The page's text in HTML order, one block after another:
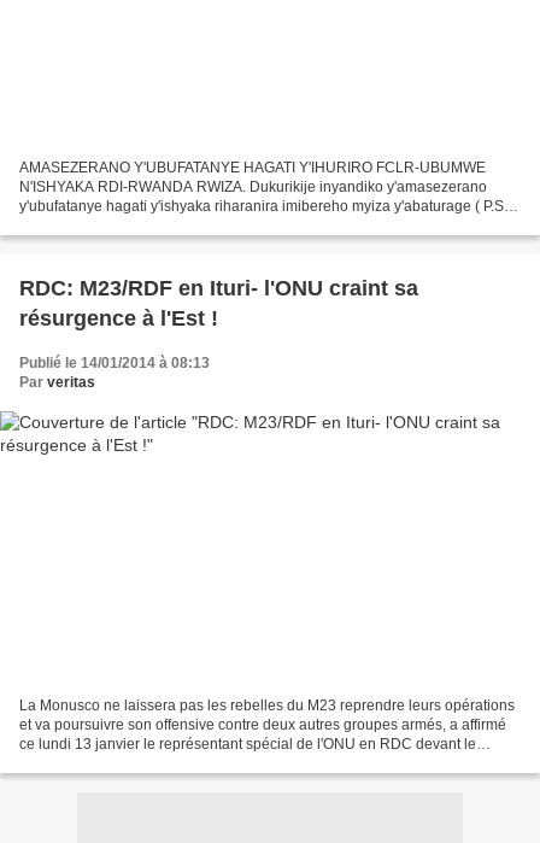
AMASEZERANO Y'UBUFATANYE HAGATI Y'IHURIRO FCLR-UBUMWE
N'ISHYAKA RDI-RWANDA RWIZA. Dukurikije inyandiko y'amasezerano
y'ubufatanye hagati y'ishyaka riharanira imibereho myiza y'abaturage ( P.S
RDC: M23/RDF en Ituri- l'ONU craint sa
résurgence à l'Est !
Publié le 14/01/2014 à 08:13
Par veritas
La Monusco ne laissera pas les rebelles du M23 reprendre leurs opérations
et va poursuivre son offensive contre deux autres groupes armés, a affirmé
ce lundi 13 janvier le représentant spécial de l'ONU en RDC devant le